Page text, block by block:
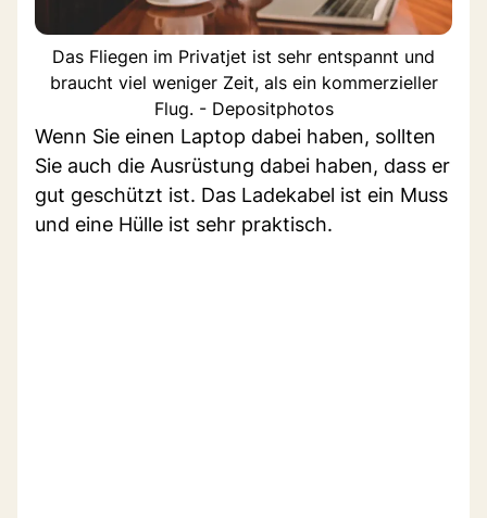
Das Fliegen im Privatjet ist sehr entspannt und
braucht viel weniger Zeit, als ein kommerzieller
Flug. - Depositphotos
Wenn Sie einen Laptop dabei haben, sollten
Sie auch die Ausrüstung dabei haben, dass er
gut geschützt ist. Das Ladekabel ist ein Muss
und eine Hülle ist sehr praktisch.